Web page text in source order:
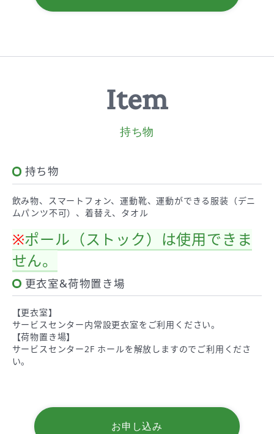
Item
持ち物
持ち物
飲み物、スマートフォン、運動靴、運動ができる服装（デニ
ムパンツ不可）、着替え、タオル
※ポール（ストック）は使用できま
せん。
更衣室&荷物置き場
【更衣室】
サービスセンター内常設更衣室をご利用ください。
【荷物置き場】
サービスセンター2F ホールを解放しますのでご利用くださ
い。
お申し込み